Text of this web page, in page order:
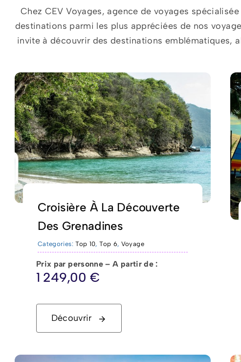
Chez CEV Voyages, agence de voyages
destinations parmi les plus appréciées de nos
invite à découvrir des destinations emblématiques,
Croisière À La Découverte
Des Grenadines
Categories:Top 10,Top 6, Voyage
Prix par personne – A partir de :
1 249,00 €
Découvrir